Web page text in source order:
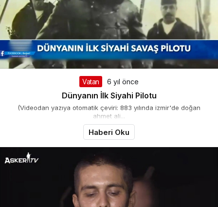
Vatan 6 yıl önce
Dünyanın İlk Siyahi Pilotu
(Videodan yazıya otomatik çeviri: 883 yılında izmir'de doğan
ahmet ali...
Haberi Oku